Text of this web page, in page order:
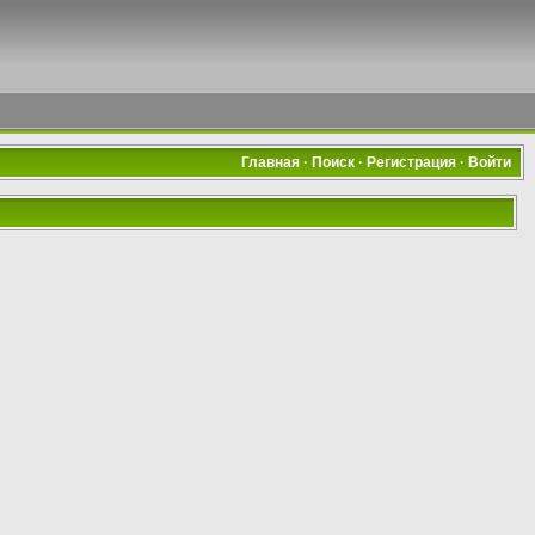
Главная · Поиск · Регистрация · Войти